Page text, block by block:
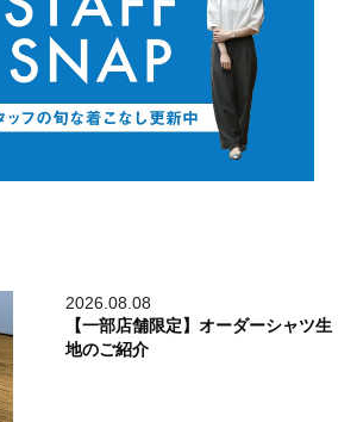
2026.08.08
【一部店舗限定】オーダーシャツ生
地のご紹介